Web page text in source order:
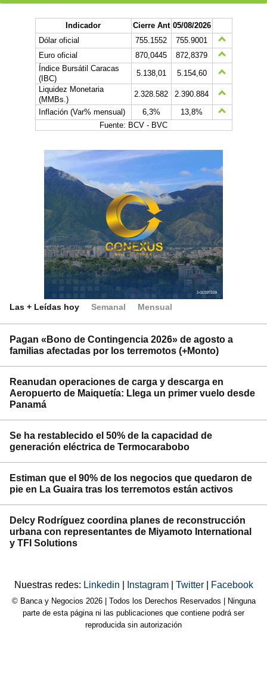
Indicador Cierre Ant 05/08/2026
Dólar oficial
755.1552
755.9001
Euro oficial
870,0445
872,8379
Índice Bursátil Caracas
(IBC)
5.138,01
5.154,60
Liquidez Monetaria
(MMBs.)
2.328.582
2.390.884
Inflación (Var% mensual)
6,3%
13,8%
Fuente: BCV - BVC
Las + Leídas hoy Semanal Mensual
Pagan «Bono de Contingencia 2026» de agosto a
familias afectadas por los terremotos (+Monto)
Reanudan operaciones de carga y descarga en
Aeropuerto de Maiquetía: Llega un primer vuelo desde
Panamá
Se ha restablecido el 50% de la capacidad de
generación eléctrica de Termocarabobo
Estiman que el 90% de los negocios que quedaron de
pie en La Guaira tras los terremotos están activos
Delcy Rodríguez coordina planes de reconstrucción
urbana con representantes de Miyamoto International
y TFI Solutions
Nuestras redes: Linkedin Instagram Twitter Facebook
© Banca y Negocios 2026 | Todos los Derechos Reservados | Ninguna
parte de esta página ni las publicaciones que contiene podrá ser
reproducida sin autorización